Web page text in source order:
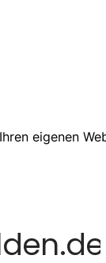
eigenen